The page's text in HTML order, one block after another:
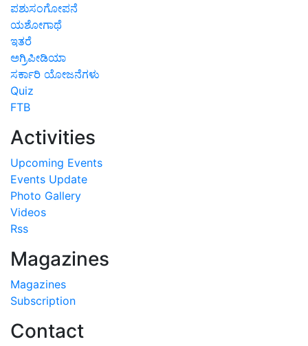
ಪಶುಸಂಗೋಪನೆ
ಯಶೋಗಾಥೆ
ಇತರೆ
ಅಗ್ರಿಪೀಡಿಯಾ
ಸರ್ಕಾರಿ ಯೋಜನೆಗಳು
Quiz
FTB
Activities
Upcoming Events
Events Update
Photo Gallery
Videos
Rss
Magazines
Magazines
Subscription
Contact